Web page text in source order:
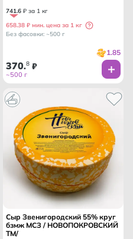
741.6 ₽ за 1 кг
658.38 ₽ мин. цена за 1 кг
Без фасовки: ~500 г
1.85
370.8 ₽
~500 г
Сыр Звенигородский 55% круг
бзмж МСЗ / НОВОПОКРОВСКИЙ
ТМ/